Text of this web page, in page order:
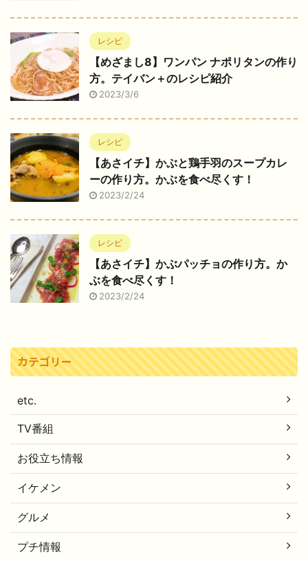
レシピ
【めざまし8】ワンパン ナポリタンの作り
方。テイバン＋のレシピ紹介
2023/3/6
レシピ
【あさイチ】かぶと鶏手羽のスープカレ
ーの作り方。かぶを食べ尽くす！
2023/2/24
レシピ
【あさイチ】かぶパッチョの作り方。か
ぶを食べ尽くす！
2023/2/24
カテゴリー
etc.
TV番組
お役立ち情報
イケメン
グルメ
プチ情報